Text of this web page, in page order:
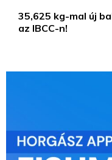
35,625 kg-mal új
az IBCC-n!